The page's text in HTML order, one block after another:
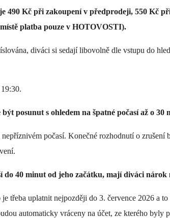
490 Kč při zakoupení v předprodeji, 550 Kč
platba pouze v HOTOVOSTI).
diváci si sedají libovolně dle vstupu do
posunut s ohledem na špatné počasí až o 30
počasí. Konečné rozhodnutí o zrušení
do 40 minut od jeho začátku, mají diváci nárok
třeba uplatnit nejpozději do 3. července 2026 a
automaticky vráceny na účet, ze kterého byly